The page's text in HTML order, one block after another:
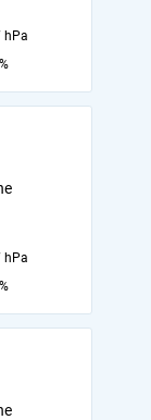
hPa
hPa